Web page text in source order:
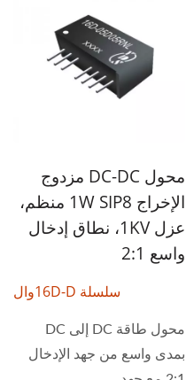
محول DC-DC مزدوج
الإخراج 1W SIP8 منظم،
عزل 1KV، نطاق إدخال
واسع 2:1
سلسلة 16D-Dوال
محول طاقة DC إلى DC
بمدى واسع من جهد الإدخال